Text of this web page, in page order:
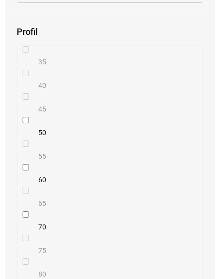
Profil
35
40
45
50
55
60
65
70
75
80